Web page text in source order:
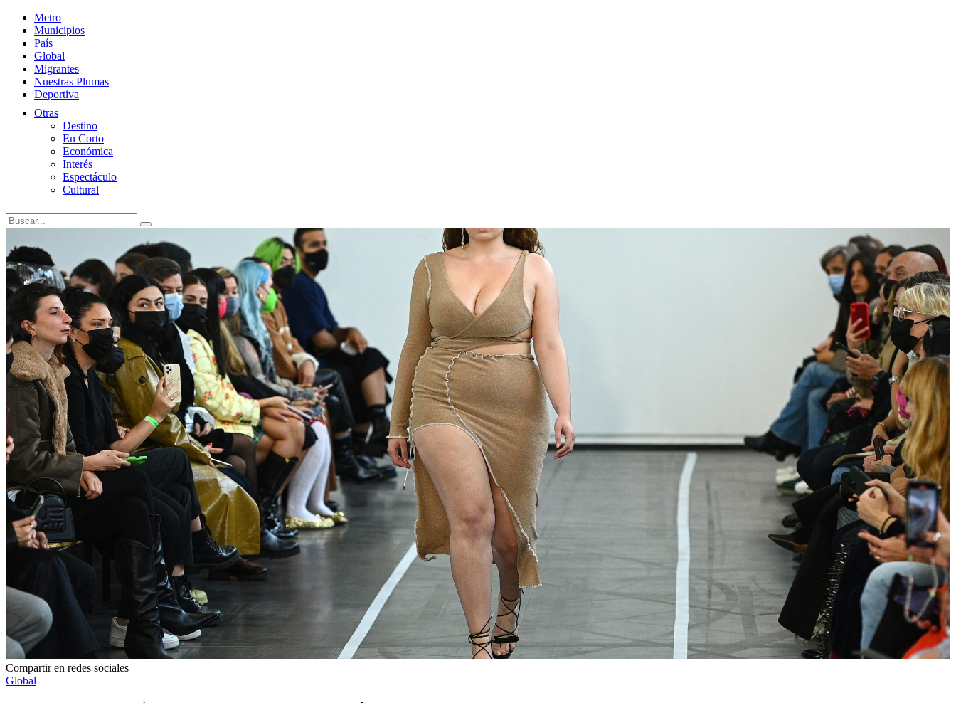
Metro
Municipios
País
Global
Migrantes
Nuestras Plumas
Deportiva
Otras
Destino
En Corto
Económica
Interés
Espectáculo
Cultural
Compartir en redes sociales
Global